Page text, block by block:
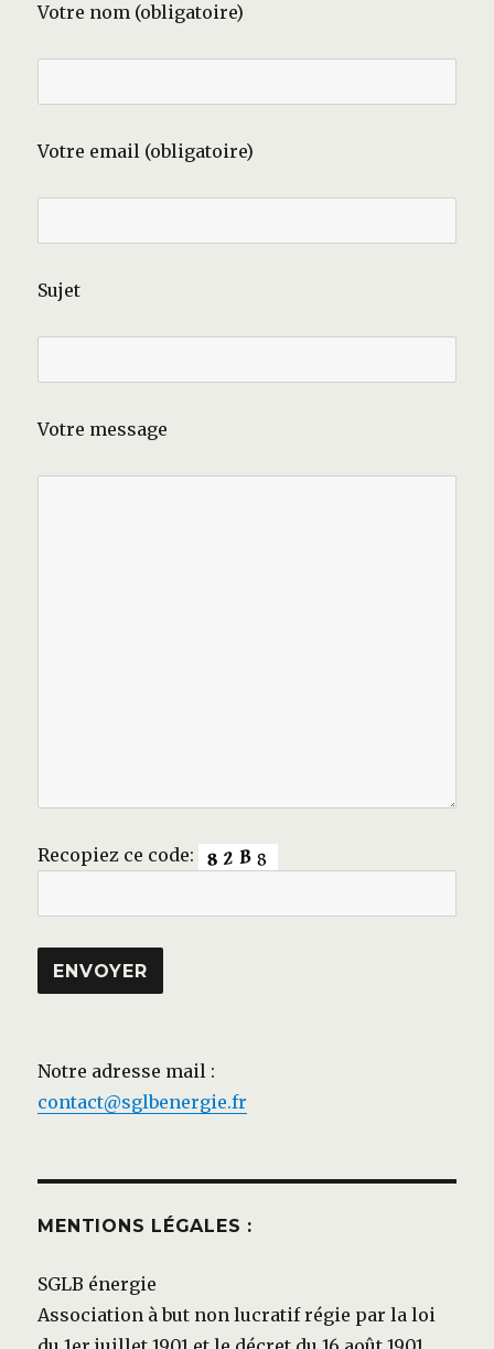
Votre nom (obligatoire)
Votre email (obligatoire)
Sujet
Votre message
Recopiez ce code:
Notre adresse mail :
contact@sglbenergie.fr
MENTIONS LÉGALES :
SGLB énergie
Association à but non lucratif régie par la loi